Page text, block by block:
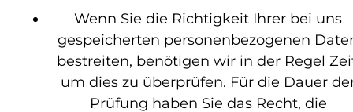
Wenn Sie die Richtigkeit Ihrer bei uns
gespeicherten personenbezogenen
bestreiten, benötigen wir in der Regel
um dies zu überprüfen. Für die Dauer
Prüfung haben Sie das Recht, die